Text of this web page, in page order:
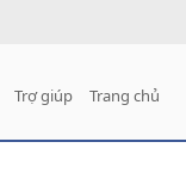
Trợ giúp Trang chủ